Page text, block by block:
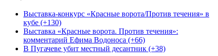
Выставка-конкурс «Красные ворота/Против течения» в
кубе (+130)
Выставка «Красные ворота. Против течения»:
комментарий Ефима Водоноса (+66)
В Пугачеве убит местный десантник (+38)